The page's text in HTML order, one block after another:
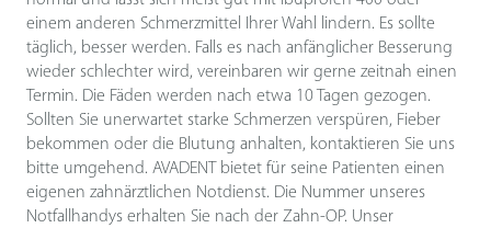
einem anderen Schmerzmittel Ihrer Wahl lindern. Es sollte
täglich, besser werden. Falls es nach anfänglicher Besserung
wieder schlechter wird, vereinbaren wir gerne zeitnah einen
Termin. Die Fäden werden nach etwa 10 Tagen gezogen.
Sollten Sie unerwartet starke Schmerzen verspüren, Fieber
bekommen oder die Blutung anhalten, kontaktieren Sie uns
bitte umgehend. AVADENT bietet für seine Patienten einen
eigenen zahnärztlichen Notdienst. Die Nummer unseres
Notfallhandys erhalten Sie nach der Zahn-OP. Unser